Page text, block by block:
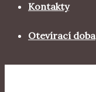
Kontakty
Otevírací doba